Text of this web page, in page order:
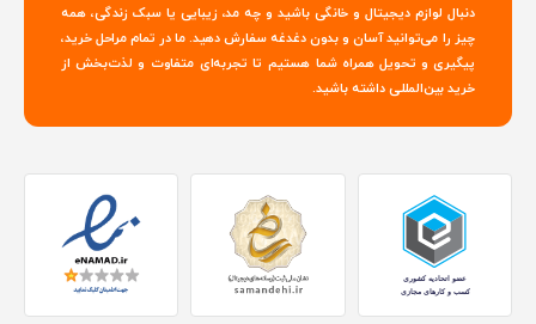
دنبال لوازم دیجیتال و خانگی باشید و چه مد، زیبایی یا سبک زندگی، همه
چیز را می‌توانید آسان و بدون دغدغه سفارش دهید. ما در تمام مراحل خرید،
پیگیری و تحویل همراه شما هستیم تا تجربه‌ای متفاوت و لذت‌بخش از
خرید بین‌المللی داشته باشید.